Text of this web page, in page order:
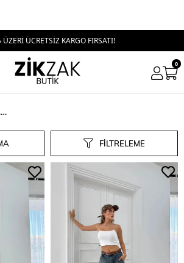
ÜCRETSİZ KARGO FIRSATI!
0
KOT PANTOLON
FILTRELEME